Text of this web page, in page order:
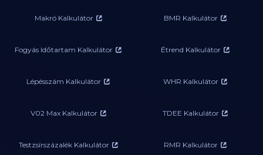
Makró Kalkulátor BMR Kalkulátor
Fogyás Időtartam Kalkulátor Étrend Kalkulátor
Lépésszám Kalkulátor WHR Kalkulátor
V02 Max Kalkulátor TDEE Kalkulátor
Testzsírszázalék Kalkulátor RMR Kalkulátor